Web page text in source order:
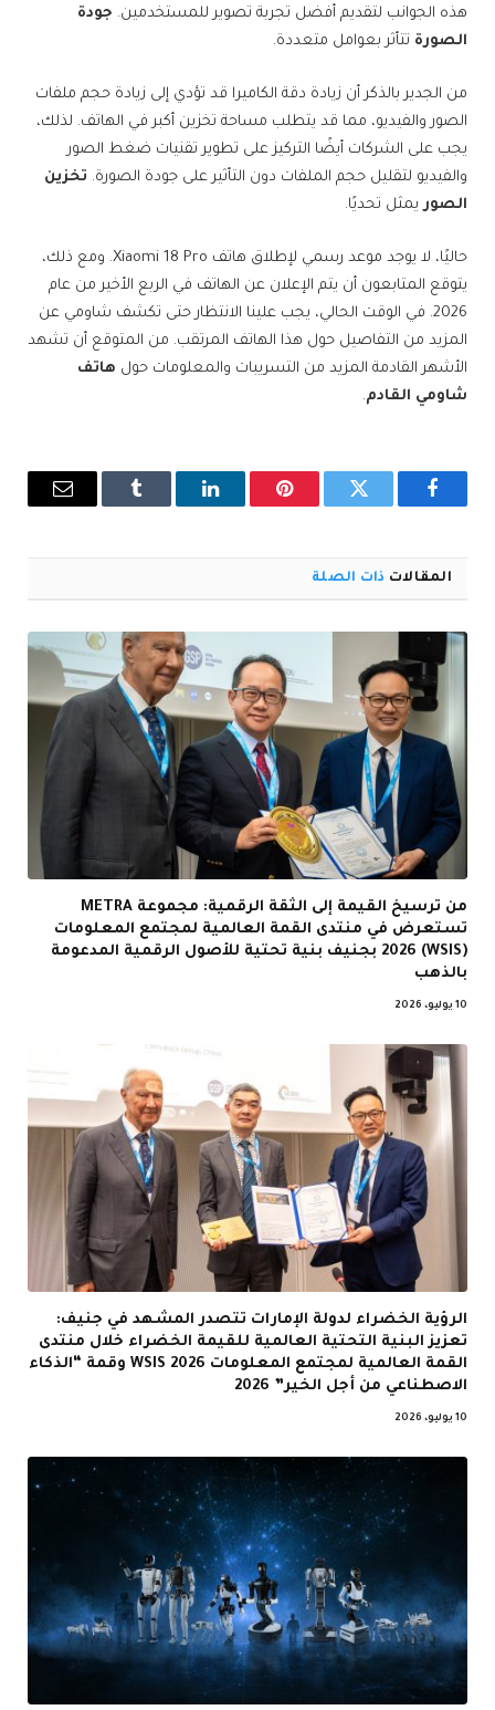
هذه الجوانب لتقديم أفضل تجربة تصوير للمستخدمين. جودة
الصورة تتأثر بعوامل متعددة.
من الجدير بالذكر أن زيادة دقة الكاميرا قد تؤدي إلى زيادة حجم ملفات
الصور والفيديو، مما قد يتطلب مساحة تخزين أكبر في الهاتف. لذلك،
يجب على الشركات أيضًا التركيز على تطوير تقنيات ضغط الصور
والفيديو لتقليل حجم الملفات دون التأثير على جودة الصورة. تخزين
الصور يمثل تحديًا.
حاليًا، لا يوجد موعد رسمي لإطلاق هاتف Xiaomi 18 Pro. ومع ذلك،
يتوقع المتابعون أن يتم الإعلان عن الهاتف في الربع الأخير من عام
2026. في الوقت الحالي، يجب علينا الانتظار حتى تكشف شاومي عن
المزيد من التفاصيل حول هذا الهاتف المرتقب. من المتوقع أن تشهد
الأشهر القادمة المزيد من التسريبات والمعلومات حول هاتف
شاومي القادم.
فيسبوك تويتر بينتيريستلينكدإن Tumblr
البريد
المقالات ذات الصلة
من ترسيخ القيمة إلى الثقة الرقمية: مجموعة METRA
تستعرض في منتدى القمة العالمية لمجتمع المعلومات
(WSIS) 2026 بجنيف بنية تحتية للأصول الرقمية المدعومة
بالذهب
10 يوليو، 2026
الرؤية الخضراء لدولة الإمارات تتصدر المشهد في جنيف:
تعزيز البنية التحتية العالمية للقيمة الخضراء خلال منتدى
القمة العالمية لمجتمع المعلومات WSIS 2026 وقمة “الذكاء
الاصطناعي من أجل الخير” 2026
10 يوليو، 2026